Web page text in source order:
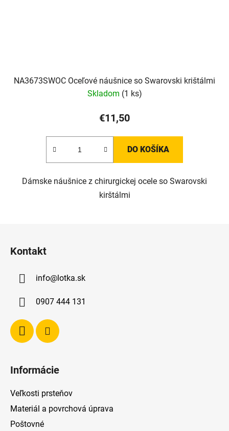
NA3673SWOC Oceľové náušnice so Swarovski krištálmi
Skladom (1 ks)
€11,50
DO KOŠÍKA
Dámske náušnice z chirurgickej ocele so Swarovski
kirštálmi
Kontakt
info@lotka.sk
0907 444 131
Informácie
Veľkosti prsteňov
Materiál a povrchová úprava
Poštovné